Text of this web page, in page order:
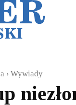
Wywiady